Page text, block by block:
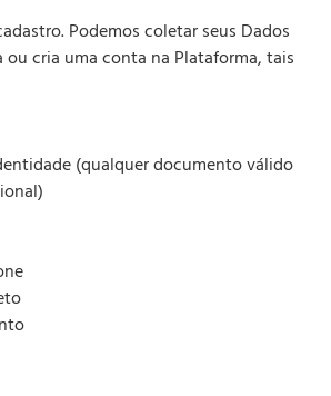
Podemos coletar seus Dados
ou cria uma conta na Plataforma, tais
(qualquer documento válido